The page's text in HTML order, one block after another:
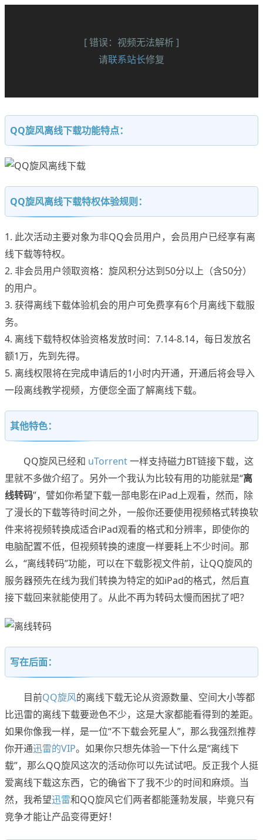
[ 错误：视频无法解析 ]
请联系站长修复
QQ旋风离线下载功能特点：
QQ旋风离线下载特权体验规则：
1. 此次活动主要对象为非QQ会员用户，会员用户已经享有离
线下载等特权。
2. 非会员用户领取资格：旋风积分达到50分以上（含50分）
的用户。
3. 获得离线下载体验机会的用户可免费享有6个月离线下载服
务。
4. 离线下载特权体验资格发放时间：7.14-8.14，每日发放名
额1万，先到先得。
5. 离线权限将在完成申请后的1小时内开通，开通后将会导入
一段离线教学视频，方便您全面了解离线下载。
其他特色：
QQ旋风已经和 uTorrent一样支持磁力BT链接下载，这
里就不多做介绍了。另外一个我认为比较有用的功能就是“离
线转码”，譬如你希望下载一部电影在iPad上观看，然而，除
了漫长的下载等待时间之外，一般你还要使用视频格式转换软
件来将视频转换成适合iPad观看的格式和分辨率，即使你的
电脑配置不低，但视频转换的速度一样要耗上不少时间。那
么，“离线转码”功能，可以在下载影视文件前，让QQ旋风的
服务器预先在线为我们转换为特定的如iPad的格式，然后直
接下载回来就能使用了。从此不再为转码太慢而困扰了吧？
写在后面：
目前QQ旋风的离线下载无论从资源数量、空间大小等都
比迅雷的离线下载要逊色不少，这是大家都能看得到的差距。
如果你像我一样，是一位“不下载会死星人”，那么我强烈推荐
你开通迅雷的VIP。如果你只想先体验一下什么是“离线下
载”，那么QQ旋风这次的活动你可以先试试吧。反正我个人挺
爱离线下载这东西，它的确省下了我不少的时间和麻烦。当
然，我希望迅雷和QQ旋风它们两者都能蓬勃发展，毕竟只有
竞争才能让产品变得更好！